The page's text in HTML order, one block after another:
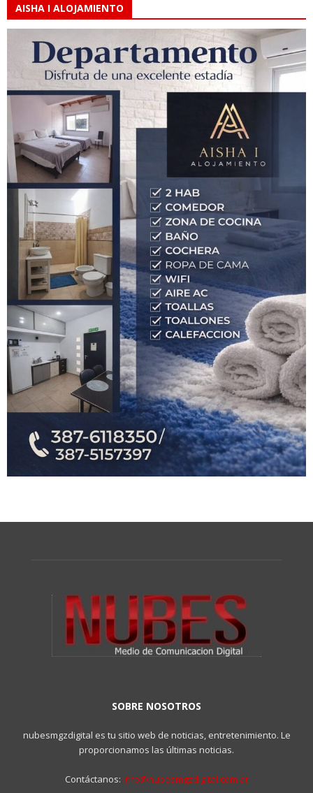
AISHA I ALOJAMIENTO
SOBRE NOSOTROS
nubesmgzdigital es tu sitio web de noticias, entretenimiento. Le
proporcionamos las últimas noticias.
Contáctanos: info@nubesmgzdigital.com.ar